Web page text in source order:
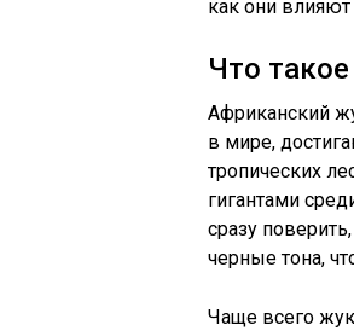
как они
Что
Африканский
в мире,
тропических
гигантами
сразу
черные тона,
Чаще всего